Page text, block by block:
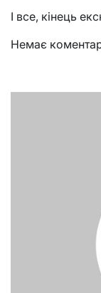
І все, кінець
Немає